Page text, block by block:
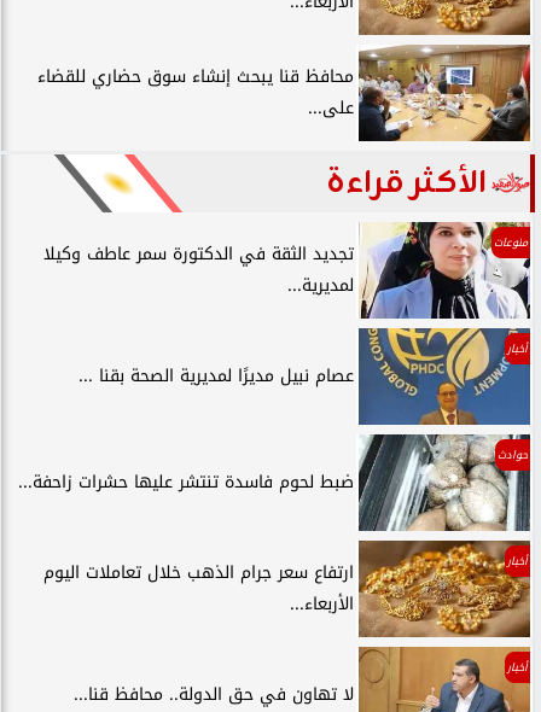
محافظ قنا يبحث إنشاء سوق حضاري للقضاء
على...
الأكثر قراءة
منوعات
تجديد الثقة في الدكتورة سمر عاطف وكيلا
لمديرية...
أخبار
عصام نبيل مديرًا لمديرية الصحة بقنا ...
حوادث
ضبط لحوم فاسدة تنتشر عليها حشرات زاحفة...
أخبار
ارتفاع سعر جرام الذهب خلال تعاملات اليوم
الأربعاء...
أخبار
لا تهاون في حق الدولة.. محافظ قنا...